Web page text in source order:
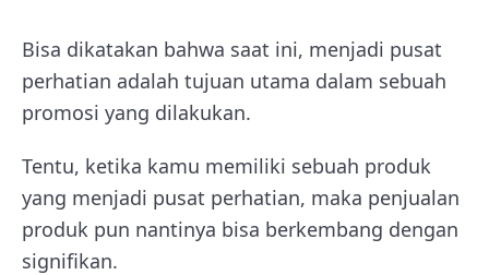
Bisa dikatakan bahwa saat ini, menjadi pusat
perhatian adalah tujuan utama dalam sebuah
promosi yang dilakukan.
Tentu, ketika kamu memiliki sebuah produk
yang menjadi pusat perhatian, maka penjualan
produk pun nantinya bisa berkembang dengan
signifikan.